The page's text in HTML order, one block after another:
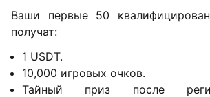
Ваши первые 50
получат:
1 USDT.
10,000 игровых очков.
Тайный приз после